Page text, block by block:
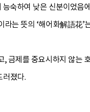
숙하여 낮은 신분이었음
는 뜻의 ‘해어화解語花’
금제를 중요시하지 않는
러졌다.